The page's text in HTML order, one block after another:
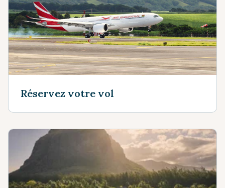
Réservez votre vol